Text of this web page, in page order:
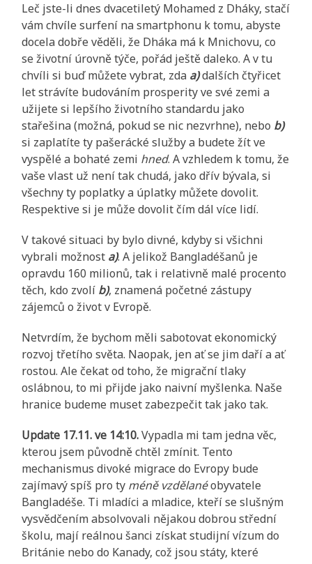
Leč jste-li dnes dvacetiletý Mohamed z Dháky, stačí
vám chvíle surfení na smartphonu k tomu, abyste
docela dobře věděli, že Dháka má k Mnichovu, co
se životní úrovně týče, pořád ještě daleko. A v tu
chvíli si buď můžete vybrat, zda a)dalších čtyřicet
let strávíte budováním prosperity ve své zemi a
užijete si lepšího životního standardu jako
stařešina (možná, pokud se nic nezvrhne), nebo b)
si zaplatíte ty pašerácké služby a budete žít ve
vyspělé a bohaté zemi hned. A vzhledem k tomu, že
vaše vlast už není tak chudá, jako dřív bývala, si
všechny ty poplatky a úplatky můžete dovolit.
Respektive si je může dovolit čím dál více lidí.
V takové situaci by bylo divné, kdyby si všichni
vybrali možnost a). A jelikož Bangladéšanů je
opravdu 160 milionů, tak i relativně malé procento
těch, kdo zvolí b), znamená početné zástupy
zájemců o život v Evropě.
Netvrdím, že bychom měli sabotovat ekonomický
rozvoj třetího světa. Naopak, jen ať se jim daří a ať
rostou. Ale čekat od toho, že migrační tlaky
oslábnou, to mi přijde jako naivní myšlenka. Naše
hranice budeme muset zabezpečit tak jako tak.
Update 17.11. ve 14:10.Vypadla mi tam jedna věc,
kterou jsem původně chtěl zmínit. Tento
mechanismus divoké migrace do Evropy bude
zajímavý spíš pro ty méně vzdělanéobyvatele
Bangladéše. Ti mladíci a mladice, kteří se slušným
vysvědčením absolvovali nějakou dobrou střední
školu, mají reálnou šanci získat studijní vízum do
Británie nebo do Kanady, což jsou státy, které